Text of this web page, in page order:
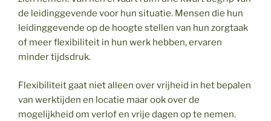
de leidinggevende voor hun situatie. Mensen die hun
leidinggevende op de hoogte stellen van hun zorgtaak
of meer flexibiliteit in hun werk hebben, ervaren
minder tijdsdruk.
Flexibiliteit gaat niet alleen over vrijheid in het bepalen
van werktijden en locatie maar ook over de
mogelijkheid om verlof en vrije dagen op te nemen.